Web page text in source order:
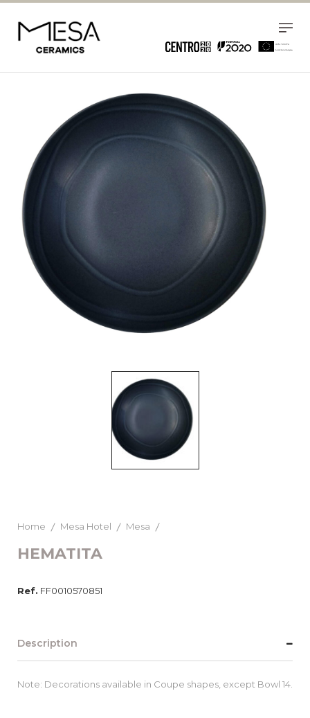
Home Mesa Hotel Mesa
HEMATITA
Ref. FF0010570851
Description
Note: Decorations available in Coupe shapes, except Bowl 14.